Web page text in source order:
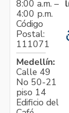
8:00 a.m. –
4:00 p.m.
Código
Postal:
111071
Medellín:
Calle 49
No 50-21
piso 14
Edificio del